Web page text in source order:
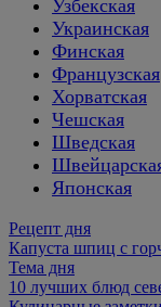
Узбекская
Украинская
Финская
Французская
Хорватская
Чешская
Шведская
Японская
Рецепт дня
Капуста шпиц с
Тема дня
10 лучших блюд